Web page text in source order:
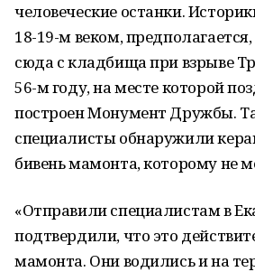
человеческие останки.
18-19-м веком,
сюда с кладбища при взрыве
56-м году, на месте которой
построен Монумент Дружбы.
специалисты обнаружили
бивень мамонта, которому не
«Отправили специалистам в
подтвердили, что это
мамонта. Они водились и на